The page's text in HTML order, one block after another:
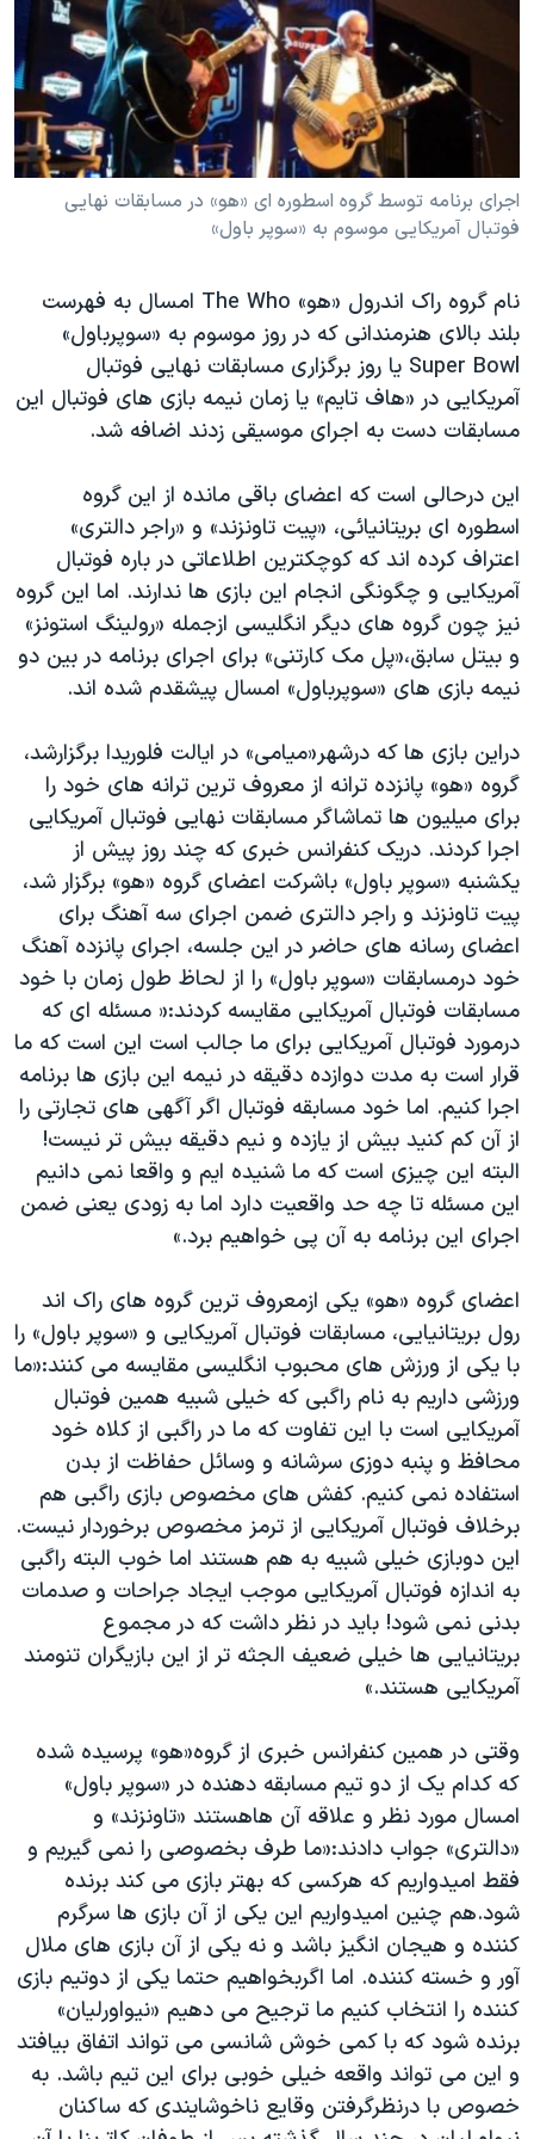
فرهنگ و زندگی
حقوق شهروندی
اقتصادی
علم و فناوری
اسرائیل در جنگ
گالری عکس
انتخابات ریاست جمهوری آمریکا ۲۰۲۴
حمله جمهوری اسلامی به اسرائیل
رمز مهسا
ورزش زنان در ایران
اعتراضات زن، زندگی، آزادی
تریبونال مردمی آبان ۹۸
دادگاه حمید نوری
چهل سال گروگان‌گیری
اعتراضات مردمی آبان ۹۸
اسرائیل در جنگ
نرگس محمدی برنده جایزه نوبل صلح
همایش محافظه‌کاران آمریکا «سی‌پک»
صفحه‌های ویژه
زبانهای مختلف
اجرای برنامه توسط گروه اسطوره ای «هو» در مسابقات نهایی
فوتبال آمریکایی موسوم به «سوپر باول»
نام گروه راک اندرول «هو» The Who امسال به فهرست
بلند بالای هنرمندانی که در روز موسوم به «سوپرباول»
Super Bowl یا روز برگزاری مسابقات نهایی فوتبال
آمریکایی در «هاف تایم» یا زمان نیمه بازی های فوتبال این
مسابقات دست به اجرای موسیقی زدند اضافه شد.
این درحالی است که اعضای باقی مانده از این گروه
اسطوره ای بریتانیائی، «پیت تاونزند» و «راجر دالتری»
اعتراف کرده اند که کوچکترین اطلاعاتی در باره فوتبال
آمریکایی و چگونگی انجام این بازی ها ندارند. اما این گروه
نیز چون گروه های دیگر انگلیسی ازجمله «رولینگ استونز»
و بیتل سابق،«پل مک کارتنی» برای اجرای برنامه در بین دو
نیمه بازی های «سوپرباول» امسال پیشقدم شده اند.
دراین بازی ها که درشهر«میامی» در ایالت فلوریدا برگزارشد،
گروه «هو» پانزده ترانه از معروف ترین ترانه های خود را
برای میلیون ها تماشاگر مسابقات نهایی فوتبال آمریکایی
اجرا کردند. دریک کنفرانس خبری که چند روز پیش از
یکشنبه «سوپر باول» باشرکت اعضای گروه «هو» برگزار شد،
پیت تاونزند و راجر دالتری ضمن اجرای سه آهنگ برای
اعضای رسانه های حاضر در این جلسه، اجرای پانزده آهنگ
خود درمسابقات «سوپر باول» را از لحاظ طول زمان با خود
مسابقات فوتبال آمریکایی مقایسه کردند:« مسئله ای که
درمورد فوتبال آمریکایی برای ما جالب است این است که ما
قرار است به مدت دوازده دقیقه در نیمه این بازی ها برنامه
اجرا کنیم. اما خود مسابقه فوتبال اگر آگهی های تجارتی را
از آن کم کنید بیش از یازده و نیم دقیقه بیش تر نیست!
البته این چیزی است که ما شنیده ایم و واقعا نمی دانیم
این مسئله تا چه حد واقعیت دارد اما به زودی یعنی ضمن
اجرای این برنامه به آن پی خواهیم برد.»
اعضای گروه «هو» یکی ازمعروف ترین گروه های راک اند
رول بریتانیایی، مسابقات فوتبال آمریکایی و «سوپر باول» را
با یکی از ورزش های محبوب انگلیسی مقایسه می کنند:«ما
ورزشی داریم به نام راگبی که خیلی شبیه همین فوتبال
آمریکایی است با این تفاوت که ما در راگبی از کلاه خود
محافظ و پنبه دوزی سرشانه و وسائل حفاظت از بدن
استفاده نمی کنیم. کفش های مخصوص بازی راگبی هم
برخلاف فوتبال آمریکایی از ترمز مخصوص برخوردار نیست.
این دوبازی خیلی شبیه به هم هستند اما خوب البته راگبی
به اندازه فوتبال آمریکایی موجب ایجاد جراحات و صدمات
بدنی نمی شود! باید در نظر داشت که در مجموع
بریتانیایی ها خیلی ضعیف الجثه تر از این بازیگران تنومند
آمریکایی هستند.»
وقتی در همین کنفرانس خبری از گروه«هو» پرسیده شده
که کدام یک از دو تیم مسابقه دهنده در «سوپر باول»
امسال مورد نظر و علاقه آن هاهستند «تاونزند» و
«دالتری» جواب دادند:«ما طرف بخصوصی را نمی گیریم و
فقط امیدواریم که هرکسی که بهتر بازی می کند برنده
شود.هم چنین امیدواریم این یکی از آن بازی ها سرگرم
کننده و هیجان انگیز باشد و نه یکی از آن بازی های ملال
آور و خسته کننده. اما اگربخواهیم حتما یکی از دوتیم بازی
کننده را انتخاب کنیم ما ترجیح می دهیم «نیواورلیان»
برنده شود که با کمی خوش شانسی می تواند اتفاق بیافتد
و این می تواند واقعه خیلی خوبی برای این تیم باشد. به
خصوص با درنظرگرفتن وقایع ناخوشایندی که ساکنان